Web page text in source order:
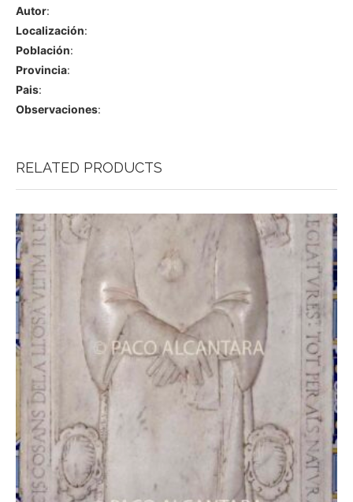
Autor:
Localización:
Población:
Provincia:
Pais:
Observaciones:
RELATED PRODUCTS